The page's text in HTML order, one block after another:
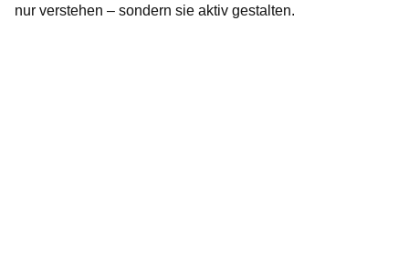
nur verstehen – sondern sie aktiv gestalten.